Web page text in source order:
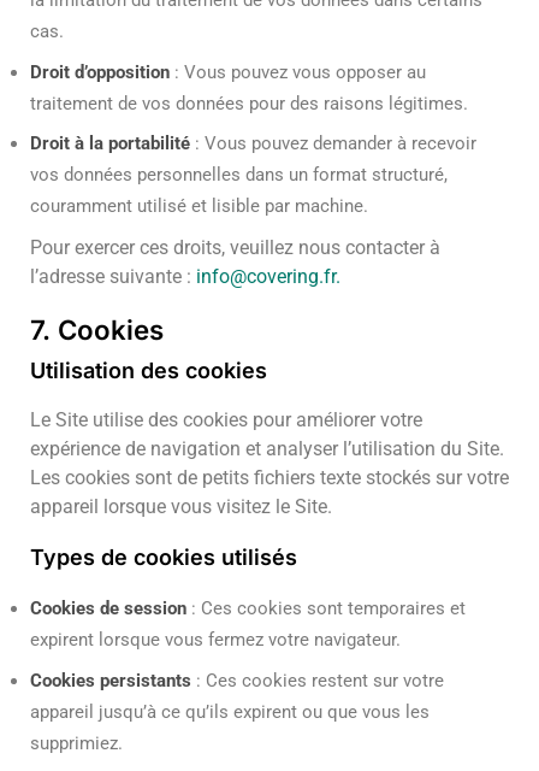
cas.
Droit d’opposition : Vous pouvez vous opposer au
traitement de vos données pour des raisons légitimes.
Droit à la portabilité : Vous pouvez demander à recevoir
vos données personnelles dans un format structuré,
couramment utilisé et lisible par machine.
Pour exercer ces droits, veuillez nous contacter à
l’adresse suivante : info@covering.fr.
7. Cookies
Utilisation des cookies
Le Site utilise des cookies pour améliorer votre
expérience de navigation et analyser l’utilisation du Site.
Les cookies sont de petits fichiers texte stockés sur votre
appareil lorsque vous visitez le Site.
Types de cookies utilisés
Cookies de session : Ces cookies sont temporaires et
expirent lorsque vous fermez votre navigateur.
Cookies persistants : Ces cookies restent sur votre
appareil jusqu’à ce qu’ils expirent ou que vous les
supprimiez.